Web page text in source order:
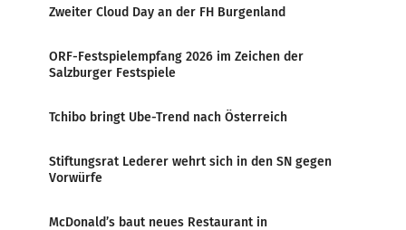
Zweiter Cloud Day an der FH Burgenland
ORF-Festspielempfang 2026 im Zeichen der
Salzburger Festspiele
Tchibo bringt Ube-Trend nach Österreich
Stiftungsrat Lederer wehrt sich in den SN gegen
Vorwürfe
McDonald’s baut neues Restaurant in